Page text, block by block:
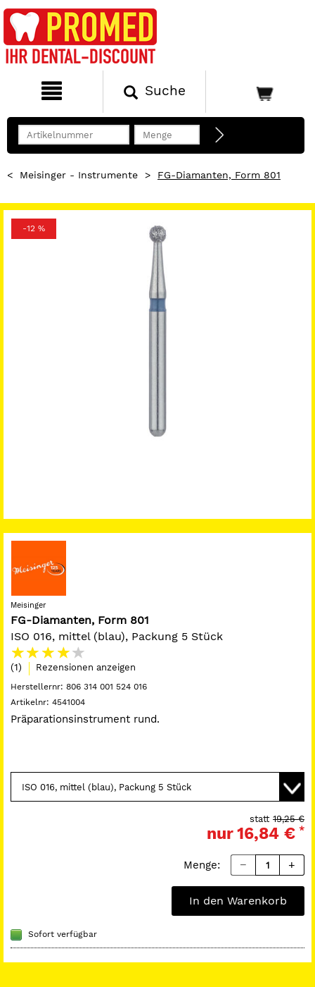
Suche
< Meisinger - Instrumente > FG-Diamanten, Form 801
-12 %
Meisinger
FG-Diamanten, Form 801
ISO 016, mittel (blau), Packung 5 Stück
(1) Rezensionen anzeigen
Herstellernr: 806 314 001 524 016
Artikelnr: 4541004
Präparationsinstrument rund.
19,25 €
statt
nur16,84 € *
Menge:
In den Warenkorb
Sofort verfügbar